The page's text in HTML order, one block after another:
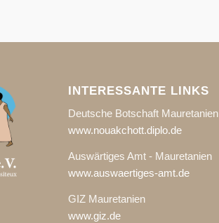
INTERESSANTE LINKS
Deutsche Botschaft Mauretanien
www.nouakchott.diplo.de
Auswärtiges Amt - Mauretanien
www.auswaertiges-amt.de
GIZ Mauretanien
www.giz.de